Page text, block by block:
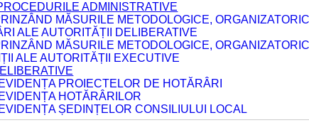
ADMINISTRATIVE
MĂSURILE METODOLOGICE,
ALE AUTORITĂȚII DELIBERATIVE
MĂSURILE METODOLOGICE,
ALE AUTORITĂȚII EXECUTIVE
PROIECTELOR DE HOTĂRÂRI
HOTĂRÂRILOR
ȘEDINȚELOR CONSILIULUI LOCAL